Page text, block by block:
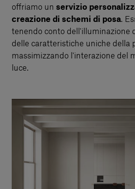
offriamo un servizio
creazione di schemi di posa.
tenendo conto dell'illuminazione
delle caratteristiche uniche della
massimizzando l'interazione del
luce.